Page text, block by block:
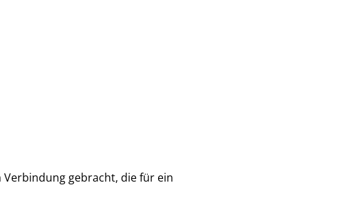
Verbindung gebracht, die für ein